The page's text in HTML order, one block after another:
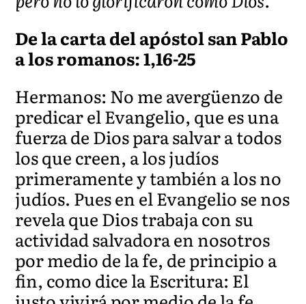
De la carta del apóstol san Pablo
a los romanos: 1,16-25
Hermanos: No me avergüenzo de
predicar el Evangelio, que es una
fuerza de Dios para salvar a todos
los que creen, a los judíos
primeramente y también a los no
judíos. Pues en el Evangelio se nos
revela que Dios trabaja con su
actividad salvadora en nosotros
por medio de la fe, de principio a
fin, como dice la Escritura: El